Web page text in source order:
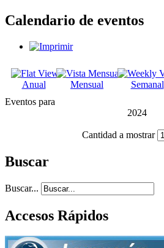
Calendario de eventos
Anual Mensual Semanal
Eventos para
2024
Cantidad a mostrar
Buscar
Buscar...
Accesos Rápidos